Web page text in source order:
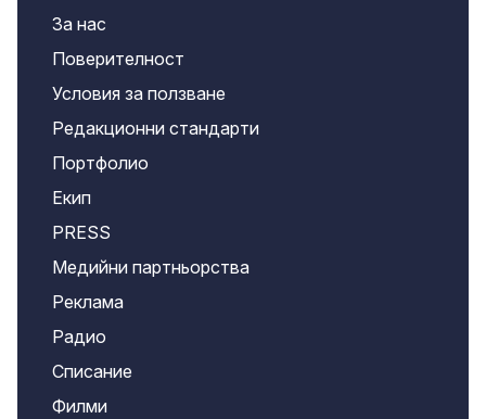
За нас
Поверителност
Условия за ползване
Редакционни стандарти
Портфолио
Екип
PRESS
Медийни партньорства
Реклама
Радио
Списание
Филми